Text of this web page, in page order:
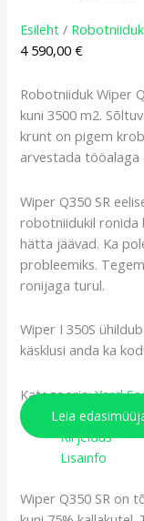
Esileht /
4 590,00€
Robotniiduk Wiper
kuni 3500 m2.
krunt on pigem
arvestada tööalaga
Wiper Q350 SR
robotniidukil ronida
hätta jäävad. Ka
probleemiks.
ronijaga turul.
Wiper I 350S
käsklusi anda ka
Kategooria:Yard
Leia
Kirjeldus
Lisainfo
Wiper Q350 SR on